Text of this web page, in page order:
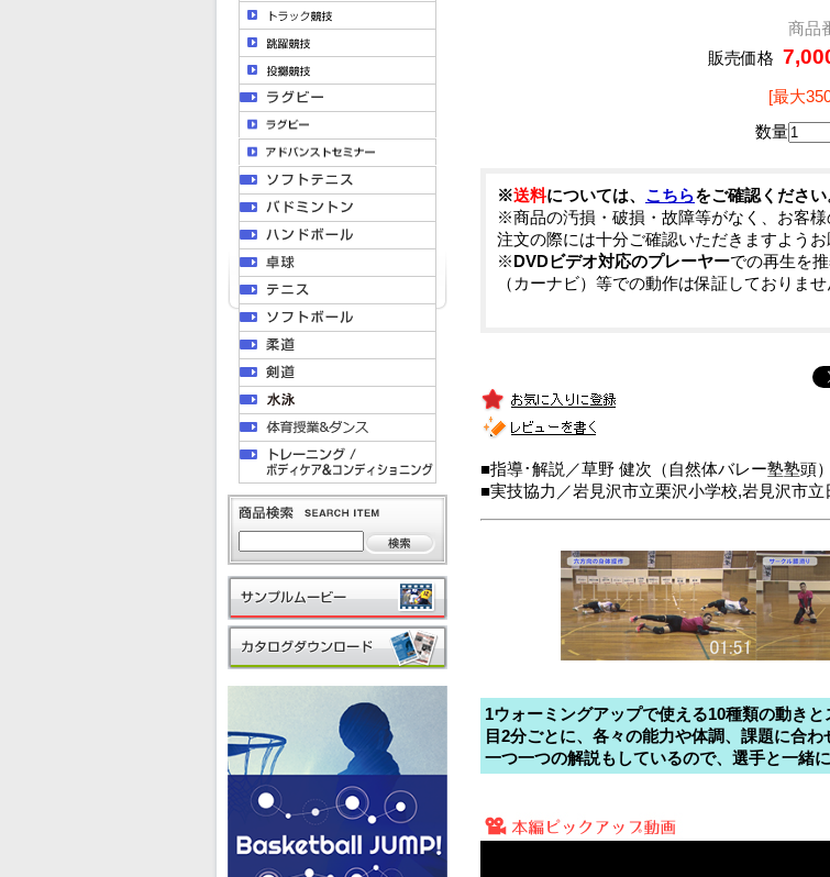
商品
販売価格
[最大
数量
※送料については、 こちらをご確認ください
※商品の汚損・破損・故障等がなく、お客
注文の際には十分ご確認いただきますようお
※DVDビデオ対応のプレーヤーでの再生を
（カーナビ）等での動作は保証しておりませ
■指導･解説／草野 健次（自然体バレー塾塾頭）
■実技協力／岩見沢市立栗沢小学校,岩見沢市立
1ウォーミングアップで使える10種類の動き
目2分ごとに、各々の能力や体調、課題に合
一つ一つの解説もしているので、選手と一緒